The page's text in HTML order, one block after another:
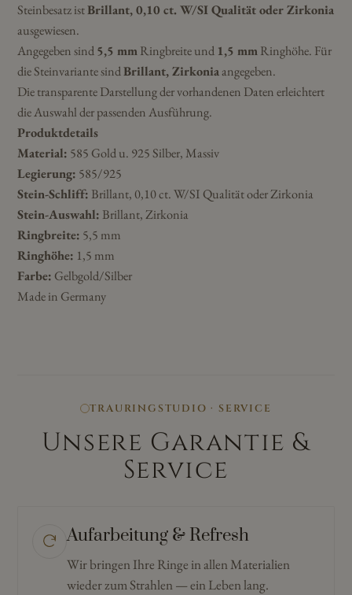
Steinbesatz istBrillant, 0,10 ct. W/SI Qualität oder Zirkonia
ausgewiesen.
Angegeben sind5,5 mmRingbreite und 1,5 mmRinghöhe. Für
die Steinvariante sindBrillant, Zirkoniaangegeben.
Die transparente Darstellung der vorhandenen Daten erleichtert
die Auswahl der passenden Ausführung.
Produktdetails
Material: 585 Gold u. 925 Silber, Massiv
Legierung: 585/925
Stein-Schliff: Brillant, 0,10 ct. W/SI Qualität oder Zirkonia
Stein-Auswahl: Brillant, Zirkonia
Ringbreite: 5,5 mm
Ringhöhe: 1,5 mm
Farbe: Gelbgold/Silber
Made in Germany
TRAURINGSTUDIO · SERVICE
Unsere Garantie &
Service
Aufarbeitung & Refresh
Wir bringen Ihre Ringe in allen Materialien
wieder zum Strahlen — ein Leben lang.